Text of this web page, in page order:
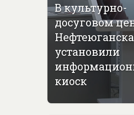
В культурно-
досуговом
Нефтеюганска
установили
киоск